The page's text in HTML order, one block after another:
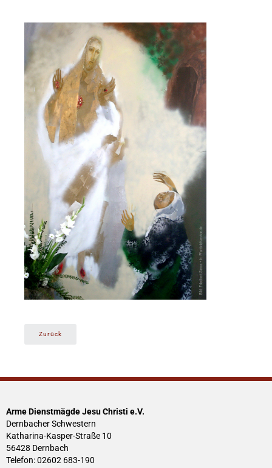
Zurück
Arme Dienstmägde Jesu Christi e.V.
Dernbacher Schwestern
Katharina-Kasper-Straße 10
56428 Dernbach
Telefon: 02602 683-190